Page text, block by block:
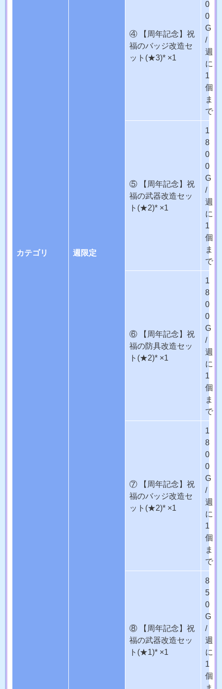
カテゴリ 週限定
④ 【周年記念】祝
福のバッジ改造セ
ット(★3)* ×1
0
0
G
/
週
に
1
個
ま
で
⑤ 【周年記念】祝
福の武器改造セッ
ト(★2)* ×1
1
8
0
0
G
/
週
に
1
個
ま
で
⑥ 【周年記念】祝
福の防具改造セッ
ト(★2)* ×1
1
8
0
0
G
/
週
に
1
個
ま
で
⑦ 【周年記念】祝
福のバッジ改造セ
ット(★2)* ×1
1
8
0
0
G
/
週
に
1
個
ま
で
⑧ 【周年記念】祝
福の武器改造セッ
ト(★1)* ×1
8
5
0
G
/
週
に
1
個